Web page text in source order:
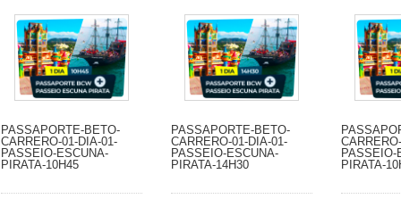
PASSAPORTE-BETO-
CARRERO-01-DIA-01-
PASSEIO-ESCUNA-
PIRATA-10H45
PASSAPORTE-BETO-
CARRERO-01-DIA-01-
PASSEIO-ESCUNA-
PIRATA-14H30
PASSEIO-
PIRATA-